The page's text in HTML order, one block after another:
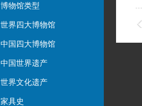
博物馆类型
世界四大博物馆
中国四大博物馆
中国世界遗产
世界文化遗产
家具史